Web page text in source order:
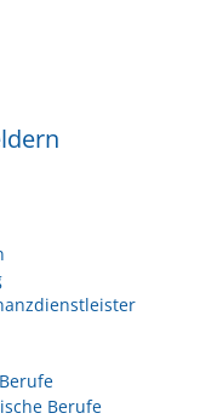
Berufe